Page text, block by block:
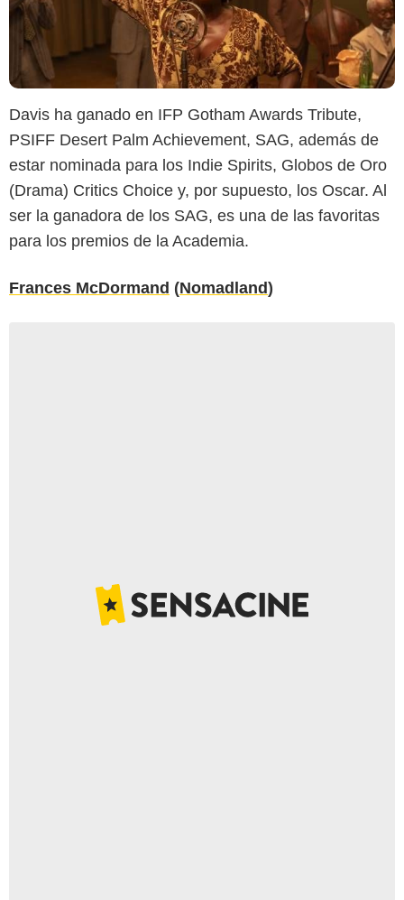
Davis ha ganado en IFP Gotham Awards Tribute,
PSIFF Desert Palm Achievement, SAG, además de
estar nominada para los Indie Spirits, Globos de Oro
(Drama) Critics Choice y, por supuesto, los Oscar. Al
ser la ganadora de los SAG, es una de las favoritas
para los premios de la Academia.
Frances McDormand (Nomadland)